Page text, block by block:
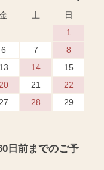
金 土
日
1
6 7
8
13 14
15
20 21
22
27 28
29
日前までのご予